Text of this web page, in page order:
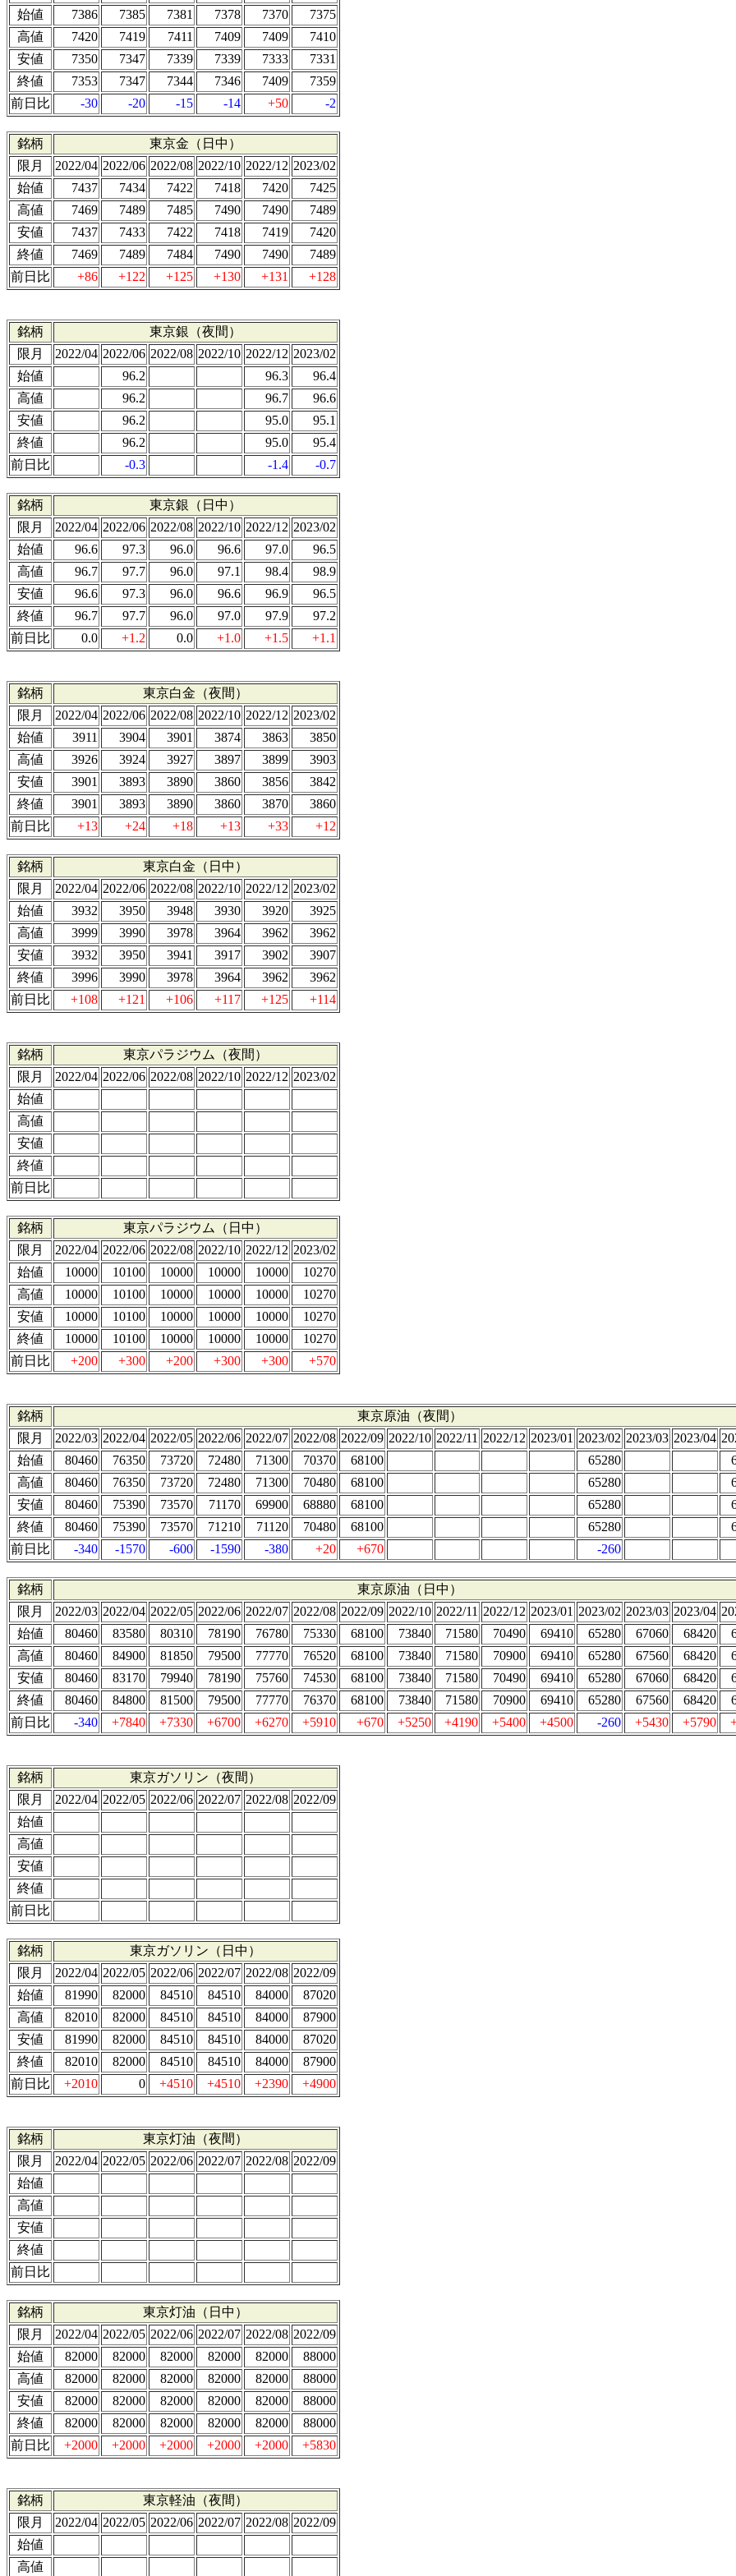
始値
7386 7385 7381 7378 7370
7375
高値
7420 7419 7411 7409 7409
7410
安値
7350 7347 7339 7339 7333
7331
終値
7353 7347 7344 7346 7409
7359
前日比
-30 -20 -15 -14 +50 -2
銘柄
東京金（日中）
限月
2022/04 2022/06 2022/08 2022/10 2022/12 2023/02
始値
7437 7434 7422 7418 7420
7425
高値
7469 7489 7485 7490 7490
7489
安値
7437 7433 7422 7418 7419
7420
終値
7469 7489 7484 7490 7490
7489
前日比
+86 +122 +125 +130 +131 +128
銘柄
東京銀（夜間）
限月
2022/04 2022/06 2022/08 2022/10 2022/12 2023/02
始値
96.2 96.3
96.4
高値
96.2 96.7
96.6
安値
96.2 95.0
95.1
終値
96.2 95.0
95.4
前日比
-0.3 -1.4 -0.7
銘柄
東京銀（日中）
限月
2022/04 2022/06 2022/08 2022/10 2022/12 2023/02
始値
96.6 97.3 96.0 96.6 97.0
96.5
高値
96.7 97.7 96.0 97.1 98.4
98.9
安値
96.6 97.3 96.0 96.6 96.9
96.5
終値
96.7 97.7 96.0 97.0 97.9
97.2
前日比
0.0 +1.2 0.0 +1.0 +1.5 +1.1
銘柄
東京白金（夜間）
限月
2022/04 2022/06 2022/08 2022/10 2022/12 2023/02
始値
3911 3904 3901 3874 3863
3850
高値
3926 3924 3927 3897 3899
3903
安値
3901 3893 3890 3860 3856
3842
終値
3901 3893 3890 3860 3870
3860
前日比
+13 +24 +18 +13 +33 +12
銘柄
東京白金（日中）
限月
2022/04 2022/06 2022/08 2022/10 2022/12 2023/02
始値
3932 3950 3948 3930 3920
3925
高値
3999 3990 3978 3964 3962
3962
安値
3932 3950 3941 3917 3902
3907
終値
3996 3990 3978 3964 3962
3962
前日比
+108 +121 +106 +117 +125 +114
銘柄
東京パラジウム（夜間）
限月
2022/04 2022/06 2022/08 2022/10 2022/12 2023/02
始値
高値
安値
終値
前日比
銘柄
東京パラジウム（日中）
限月
2022/04 2022/06 2022/08 2022/10 2022/12 2023/02
始値
10000 10100 10000 10000 10000
10270
高値
10000 10100 10000 10000 10000
10270
安値
10000 10100 10000 10000 10000
10270
終値
10000 10100 10000 10000 10000
10270
前日比
+200 +300 +200 +300 +300 +570
銘柄
東京原油（夜間）
限月
2022/03 2022/04 2022/05 2022/06 2022/07 2022/08 2022/09 2022/10 2022/11 2022/12 2023/01 2023/02 2023/03 2023/04
始値
80460 76350 73720 72480 71300 70370 68100 65280
高値
80460 76350 73720 72480 71300 70480 68100 65280
安値
80460 75390 73570 71170 69900 68880 68100 65280
終値
80460 75390 73570 71210 71120 70480 68100 65280
前日比
-340 -1570 -600 -1590 -380 +20 +670 -260
銘柄
東京原油（日中）
限月
2022/03 2022/04 2022/05 2022/06 2022/07 2022/08 2022/09 2022/10 2022/11 2022/12 2023/01 2023/02 2023/03 2023/04
始値
80460 83580 80310 78190 76780 75330 68100 73840 71580 70490 69410 65280 67060 68420
高値
80460 84900 81850 79500 77770 76520 68100 73840 71580 70900 69410 65280 67560 68420
安値
80460 83170 79940 78190 75760 74530 68100 73840 71580 70490 69410 65280 67060 68420
終値
80460 84800 81500 79500 77770 76370 68100 73840 71580 70900 69410 65280 67560 68420
前日比
-340 +7840 +7330 +6700 +6270 +5910 +670 +5250 +4190 +5400 +4500 -260 +5430 +5790
銘柄
東京ガソリン（夜間）
限月
2022/04 2022/05 2022/06 2022/07 2022/08 2022/09
始値
高値
安値
終値
前日比
銘柄
東京ガソリン（日中）
限月
2022/04 2022/05 2022/06 2022/07 2022/08 2022/09
始値
81990 82000 84510 84510 84000
87020
高値
82010 82000 84510 84510 84000
87900
安値
81990 82000 84510 84510 84000
87020
終値
82010 82000 84510 84510 84000
87900
前日比
+2010 0 +4510 +4510 +2390 +4900
銘柄
東京灯油（夜間）
限月
2022/04 2022/05 2022/06 2022/07 2022/08 2022/09
始値
高値
安値
終値
前日比
銘柄
東京灯油（日中）
限月
2022/04 2022/05 2022/06 2022/07 2022/08 2022/09
始値
82000 82000 82000 82000 82000
88000
高値
82000 82000 82000 82000 82000
88000
安値
82000 82000 82000 82000 82000
88000
終値
82000 82000 82000 82000 82000
88000
前日比
+2000 +2000 +2000 +2000 +2000 +5830
銘柄
東京軽油（夜間）
限月
2022/04 2022/05 2022/06 2022/07 2022/08 2022/09
始値
高値